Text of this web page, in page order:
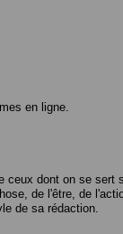
en ligne.
dont on se sert
de l'être, de
de sa rédaction.